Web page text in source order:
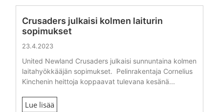
Crusaders julkaisi kolmen laiturin
sopimukset
23.4.2023
United Newland Crusaders julkaisi sunnuntaina kolmen
laitahyökkääjän sopimukset. Pelinrakentaja Cornelius
Kinchenin heittoja koppaavat tulevana kesänä...
Lue lisää